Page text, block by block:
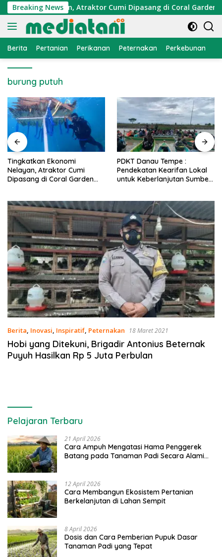
Langsung
ke
konten
Breaking News
Nelayan, Atraktor Cumi Dipasang di Coral Garden
Berita Pertanian Perikanan Peternakan Perkebunan
burung putuh
PDKT Danau Tempe :
Pendekatan Kearifan Lokal
untuk Keberlanjutan Sumber
Cara Mengatasi Penyakit
PMK pada Sapi Perah Secara
Alami dan Medis
Berita, Inovasi, Inspiratif, Peternakan 18 Maret 2021
Hobi yang Ditekuni, Brigadir Antonius Beternak
Puyuh Hasilkan Rp 5 Juta Perbulan
Pelajaran Terbaru
21 April 2026
Cara Ampuh Mengatasi Hama Penggerek
Batang pada Tanaman Padi Secara Alami
12 April 2026
Cara Membangun Ekosistem Pertanian
Berkelanjutan di Lahan Sempit
8 April 2026
Dosis dan Cara Pemberian Pupuk Dasar
Tanaman Padi yang Tepat